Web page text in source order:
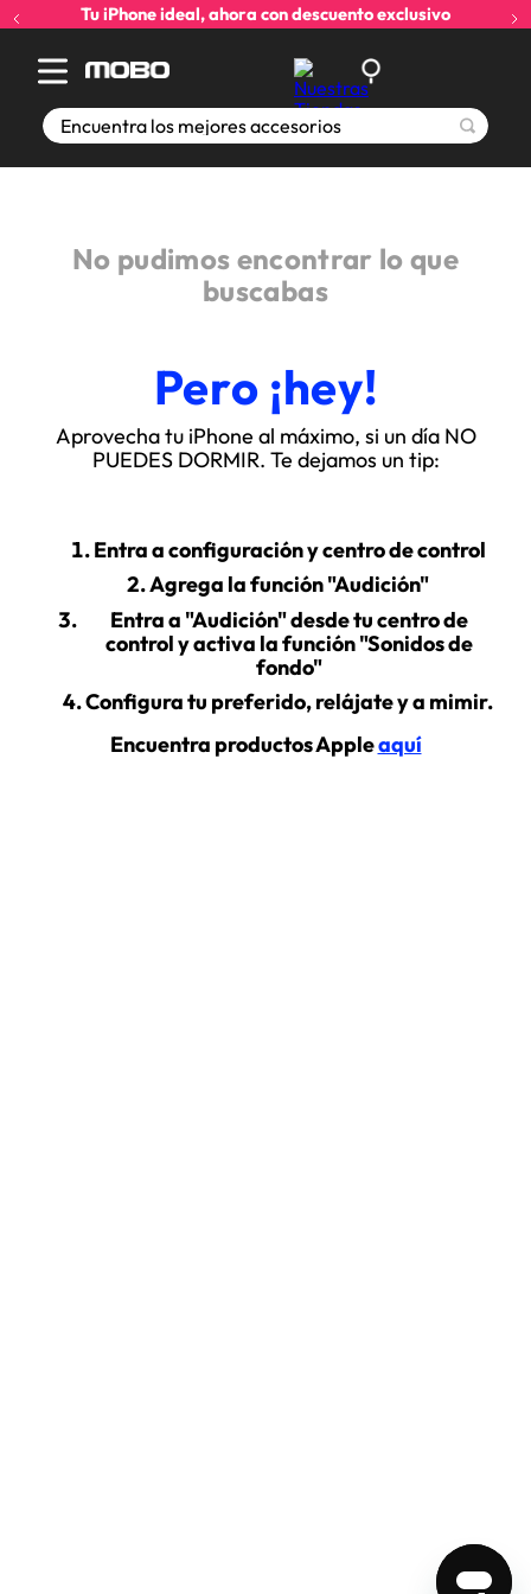
Tu iPhone ideal, ahora con descuento exclusivo
Encuentra los mejores accesorios
No pudimos encontrar lo que
buscabas
Pero ¡hey!
Aprovecha tu iPhone al máximo, si un día NO
PUEDES DORMIR. Te dejamos un tip:
Entra a configuración y centro de control
Agrega la función "Audición"
Entra a "Audición" desde tu centro de
control y activa la función "Sonidos de
fondo"
Configura tu preferido, relájate y a mimir.
Encuentra productos Appleaquí